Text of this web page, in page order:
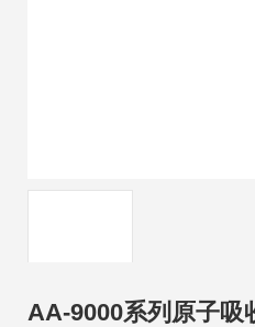
AA-9000系列原子吸